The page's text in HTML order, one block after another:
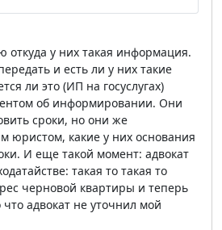
откуда у них такая информация.
и есть ли у них такие
ли это (ИП на госуслугах)
об информировании. Они
сроки, но они же
юристом, какие у них основания
И еще такой момент: адвокат
такая то такая то
черновой квартиры и теперь
адвокат не уточнил мой